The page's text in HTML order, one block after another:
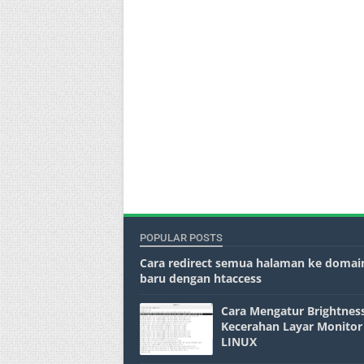
POPULAR POSTS
Cara redirect semua halaman ke
baru dengan htaccess
Cara Mengatur
Kecerahan Layar
LINUX